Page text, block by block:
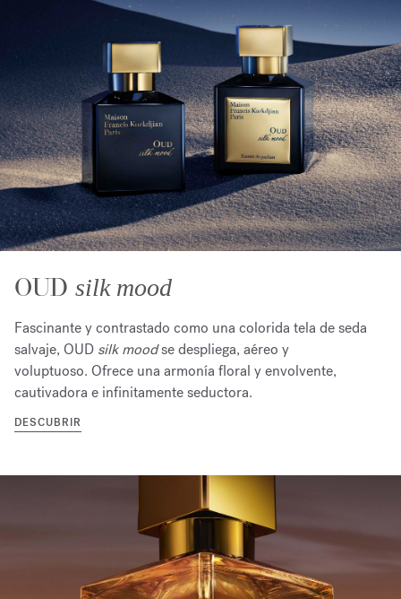
OUD silk mood
Fascinante y contrastado como una colorida tela de seda
salvaje, OUD silk moodse despliega, aéreo y
voluptuoso. Ofrece una armonía floral y envolvente,
cautivadora e infinitamente seductora.
DESCUBRIR